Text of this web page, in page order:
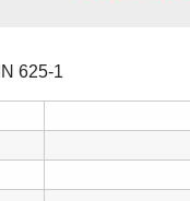
625-1